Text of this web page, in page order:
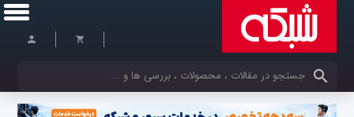
کلمات کلیدی خود را وارد کنید